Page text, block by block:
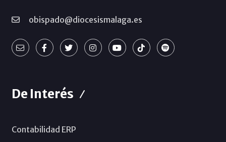
obispado@diocesismalaga.es
De Interés
Contabilidad ERP